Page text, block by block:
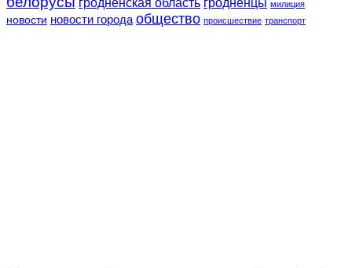
милиция
новости новости города общество происшествие транспорт